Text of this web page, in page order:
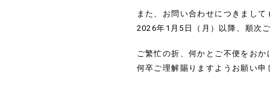
また、お問い合わせにつきまして
2026年1月5日（月）以降、順次
ご繁忙の折、何かとご不便をお
何卒ご理解賜りますようお願い申